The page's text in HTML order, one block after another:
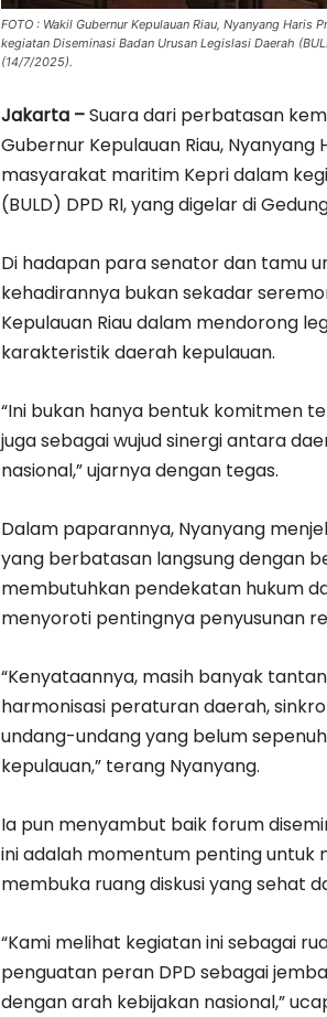
FOTO : Wakil Gubernur Kepulauan Riau, Nyanyang
kegiatan Diseminasi Badan Urusan Legislasi Daerah
(14/7/2025).
Jakarta –Suara dari perbatasan
Gubernur Kepulauan Riau,
masyarakat maritim Kepri dalam
(BULD) DPD RI, yang digelar di
Di hadapan para senator dan tamu
kehadirannya bukan sekadar
Kepulauan Riau dalam mendorong
karakteristik daerah kepulauan.
“Ini bukan hanya bentuk komitmen
juga sebagai wujud sinergi antara
nasional,” ujarnya dengan tegas.
Dalam paparannya, Nyanyang
yang berbatasan langsung dengan
membutuhkan pendekatan hukum
menyoroti pentingnya penyusunan
“Kenyataannya, masih banyak
harmonisasi peraturan daerah,
undang-undang yang belum
kepulauan,” terang Nyanyang.
Ia pun menyambut baik forum
ini adalah momentum penting
membuka ruang diskusi yang sehat
“Kami melihat kegiatan ini sebagai
penguatan peran DPD sebagai
dengan arah kebijakan nasional,”